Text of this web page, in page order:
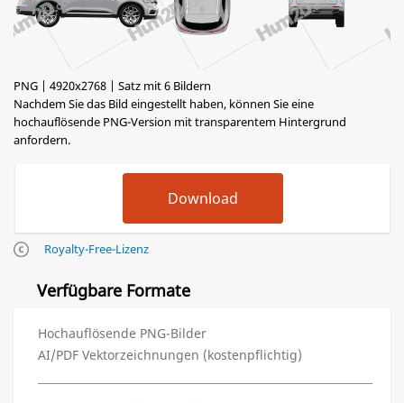
PNG | 4920x2768 | Satz mit 6 Bildern
Nachdem Sie das Bild eingestellt haben, können Sie eine
hochauflösende PNG-Version mit transparentem Hintergrund
anfordern.
Royalty-Free-Lizenz
Verfügbare Formate
Hochauflösende PNG-Bilder
AI/PDF Vektorzeichnungen (kostenpflichtig)